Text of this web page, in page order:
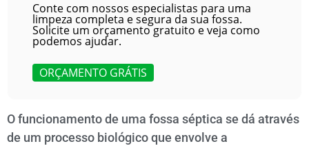
Conte com nossos especialistas para uma
limpeza completa e segura da sua fossa.
Solicite um orçamento gratuito e veja como
podemos ajudar.
ORÇAMENTO GRÁTIS
O funcionamento de uma fossa séptica se dá através
de um processo biológico que envolve a